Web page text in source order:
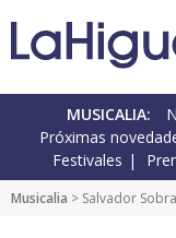
MUSICALIA:
Próximas
Festivales
Musicalia > Salvador